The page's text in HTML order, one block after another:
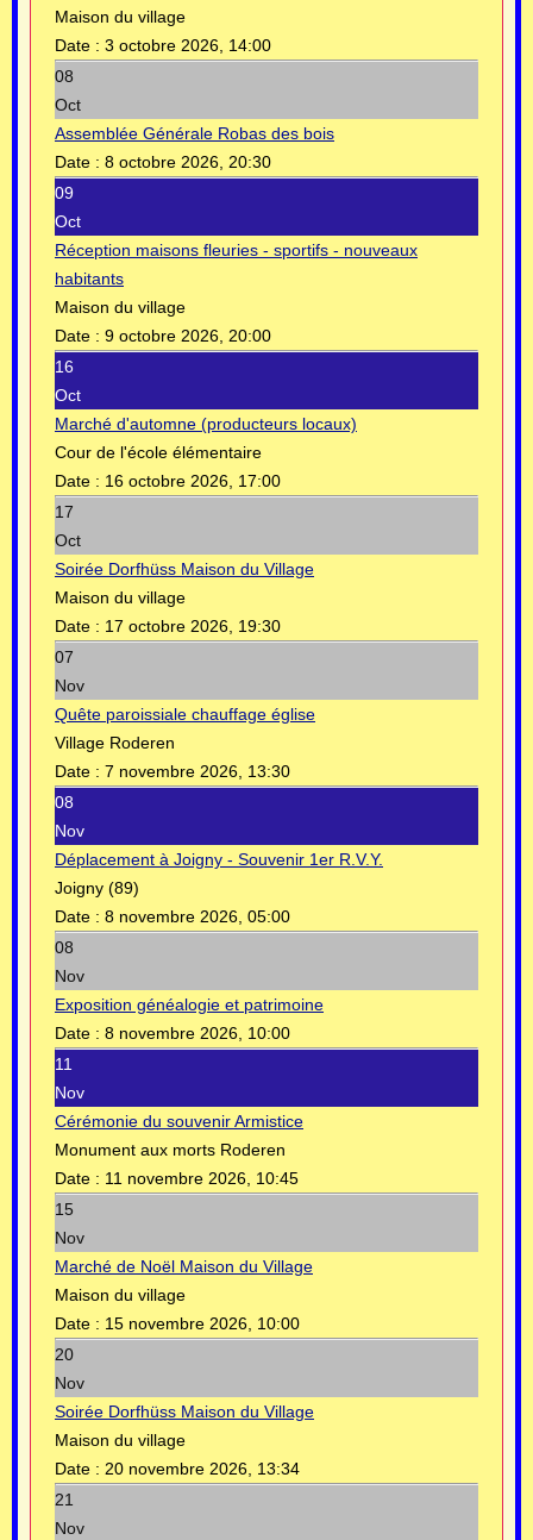
Maison du village
Date : 3 octobre 2026, 14:00
08
Oct
Assemblée Générale Robas des bois
Date : 8 octobre 2026, 20:30
09
Oct
Réception maisons fleuries - sportifs - nouveaux
habitants
Maison du village
Date : 9 octobre 2026, 20:00
16
Oct
Marché d'automne (producteurs locaux)
Cour de l'école élémentaire
Date : 16 octobre 2026, 17:00
17
Oct
Soirée Dorfhüss Maison du Village
Maison du village
Date : 17 octobre 2026, 19:30
07
Nov
Quête paroissiale chauffage église
Village Roderen
Date : 7 novembre 2026, 13:30
08
Nov
Déplacement à Joigny - Souvenir 1er R.V.Y.
Joigny (89)
Date : 8 novembre 2026, 05:00
08
Nov
Exposition généalogie et patrimoine
Date : 8 novembre 2026, 10:00
11
Nov
Cérémonie du souvenir Armistice
Monument aux morts Roderen
Date : 11 novembre 2026, 10:45
15
Nov
Marché de Noël Maison du Village
Maison du village
Date : 15 novembre 2026, 10:00
20
Nov
Soirée Dorfhüss Maison du Village
Maison du village
Date : 20 novembre 2026, 13:34
21
Nov